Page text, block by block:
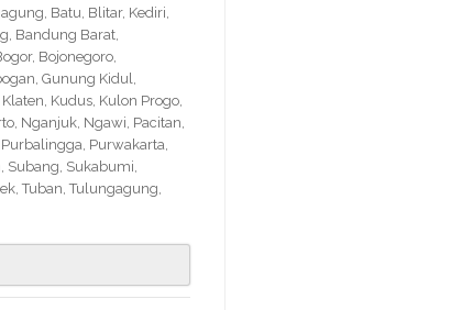
Batu, Blitar, Kediri,
Bandung Barat,
Bojonegoro,
Gunung Kidul,
Kudus, Kulon Progo,
Nganjuk, Ngawi, Pacitan,
Purwakarta,
Subang, Sukabumi,
Tuban, Tulungagung,